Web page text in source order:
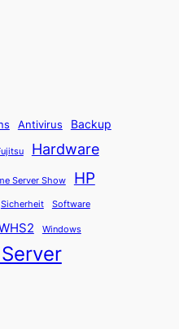
Antivirus Backup
Hardware
Server Show HP
Sicherheit Software
Windows